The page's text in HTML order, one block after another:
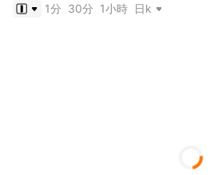
1分 30分 1小時 日k